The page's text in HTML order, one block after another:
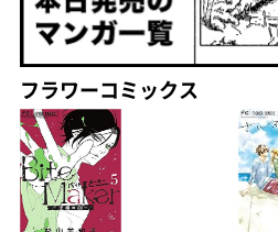
フラワーコミックス